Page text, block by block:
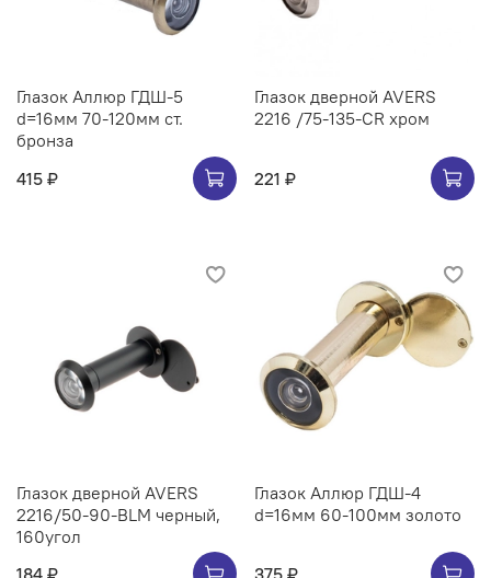
Глазок Аллюр ГДШ-5
d=16мм 70-120мм ст.
бронза
415 ₽
Глазок дверной AVERS
2216 /75-135-CR хром
221 ₽
Глазок дверной AVERS
2216/50-90-BLM черный,
160угол
Глазок Аллюр ГДШ-4
d=16мм 60-100мм золото